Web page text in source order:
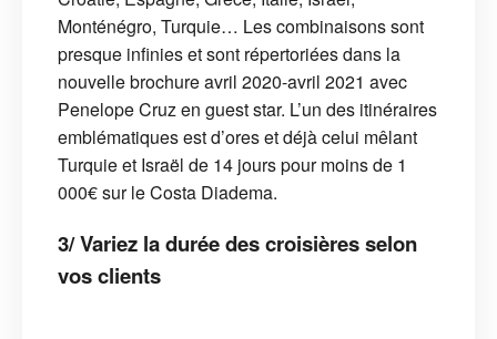
Monténégro, Turquie… Les combinaisons sont
presque infinies et sont répertoriées dans la
nouvelle brochure avril 2020-avril 2021 avec
Penelope Cruz en guest star. L’un des itinéraires
emblématiques est d’ores et déjà celui mêlant
Turquie et Israël de 14 jours pour moins de 1
000€ sur le Costa Diadema.
3/ Variez la durée des croisières selon
vos clients